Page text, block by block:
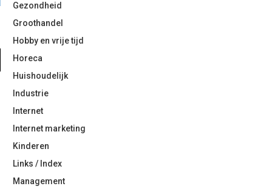
Gezondheid
Groothandel
Hobby en vrije tijd
Horeca
Huishoudelijk
Industrie
Internet
Internet marketing
Kinderen
Links / Index
Management